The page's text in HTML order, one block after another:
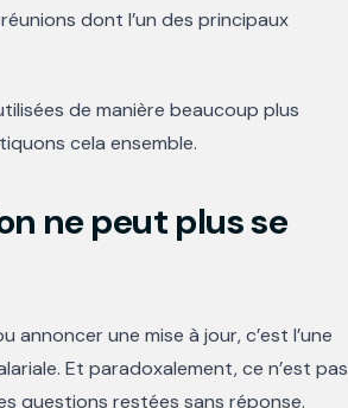
dont l’un des principaux
de manière beaucoup plus
cela ensemble.
ne peut plus se
une mise à jour, c’est l’une
Et paradoxalement, ce n’est pas
questions restées sans réponse.